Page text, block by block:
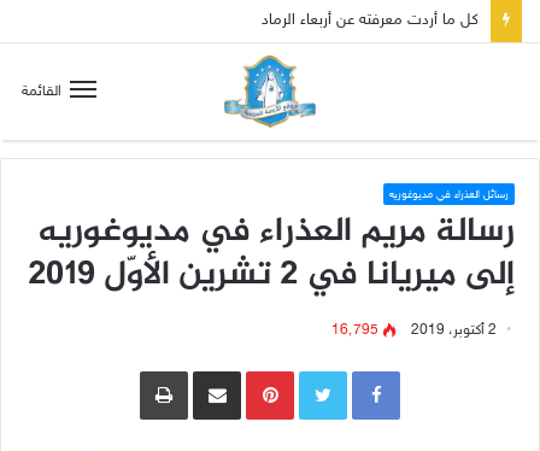
صلاة إلى مريم سلطانة السلام لتهدئة الغضب الإلهي
القائمة
رسائل العذراء في مديوغوريه
رسالة مريم العذراء في مديوغوريه
إلى ميريانا في 2 تشرين الأوّل 2019
2 أكتوبر، 2019 16٬795
Pinterestمشاركة عبر البريد طباعة